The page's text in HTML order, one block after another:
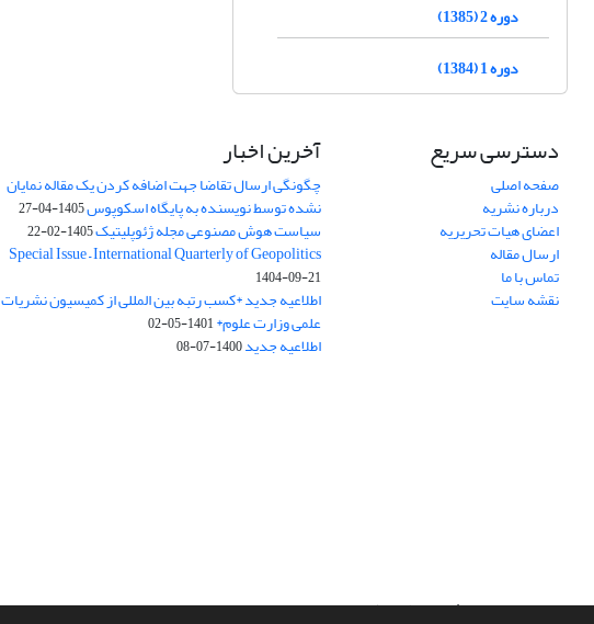
دوره 2 (1385)
دوره 1 (1384)
دسترسی سریع
صفحه اصلی
درباره نشریه
اعضای هیات تحریریه
ارسال مقاله
تماس با ما
نقشه سایت
آخرین اخبار
چگونگی ارسال تقاضا جهت اضافه کردن یک مقاله نمایان
نشده توسط نویسنده به پایگاه اسکوپوس1405-04-27
سیاست هوش مصنوعی مجله ژئوپلیتیک1405-02-22
Special Issue – International Quarterly of Geopolitics
1404-09-21
اطلاعیه جدید *کسب رتبه بین المللی از کمیسیون نشریات
علمی وزارت علوم*1401-05-02
اطلاعیه جدید1400-07-08
سامانه مدیریت نشریات علمی.طراحی و پیاده سازی ازسیناوب